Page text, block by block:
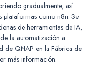
gradualmente, así
como n8n. Se
de herramientas de IA,
la automatización a
de QNAP en la Fábrica de
más información.